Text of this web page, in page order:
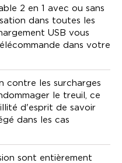
2 en 1 avec ou sans
dans toutes les
USB vous
dans votre
contre les surcharges
le treuil, ce
d'esprit de savoir
dans les cas
sont entièrement